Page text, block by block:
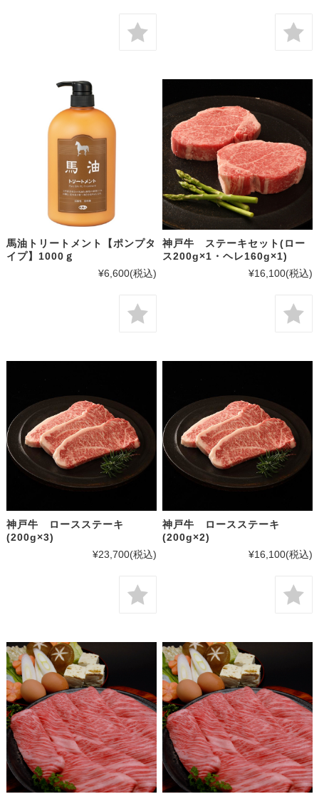
馬油トリートメント【ポンプタ
イプ】1000ｇ
¥6,600(税込)
神戸牛 ステーキセット(ロー
ス200g×1・ヘレ160g×1)
¥16,100(税込)
神戸牛 ロースステーキ
(200g×3)
¥23,700(税込)
神戸牛 ロースステーキ
(200g×2)
¥16,100(税込)